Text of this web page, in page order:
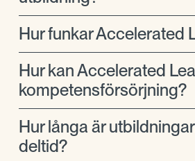
Hur funkar Accelerated
Hur kan Accelerated
kompetensförsörjning?
Hur långa är
deltid?